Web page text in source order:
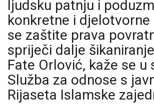
ljudsku patnju i
konkretne i djelotvorne
se zaštite prava
spriječi dalje
Fate Orlović, kaže se u
Služba za odnose s
Rijaseta Islamske